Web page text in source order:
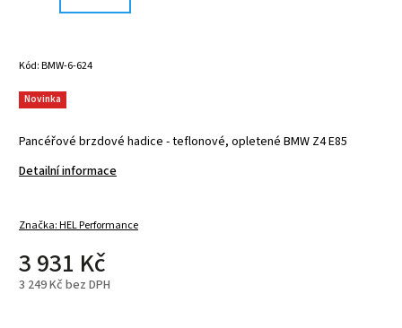
Kód:BMW-6-624
Pancéřové brzdové hadice - teflonové, opletené BMW Z4 E85
Detailní informace
Novinka
Značka:HEL Performance
3 931 Kč
3 249 Kč bez DPH